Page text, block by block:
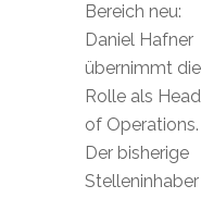
Bereich neu:
Daniel Hafner
übernimmt die
Rolle als Head
of Operations.
Der bisherige
Stelleninhaber